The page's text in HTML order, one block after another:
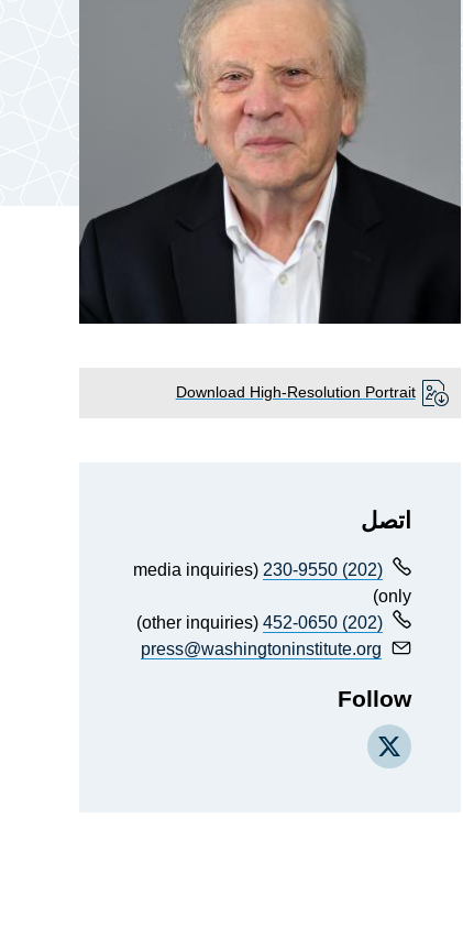
Download High-Resolution Portrait
اتصل
(202) 230-9550
(media inquiries
only)
(202) 452-0650
(other inquiries)
press@washingtoninstitute.org
Follow
X